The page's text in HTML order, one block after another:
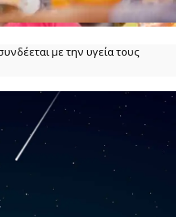
με την υγεία τους